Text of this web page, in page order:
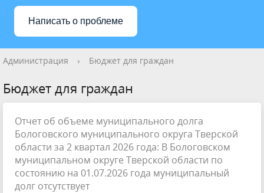
Написать о проблеме
Администрация › Бюджет для граждан
Бюджет для граждан
Отчет об объеме муниципального долга
Бологовского муниципального округа Тверской
области за 2 квартал 2026 года: В Бологовском
муниципальном округе Тверской области по
состоянию на 01.07.2026 года муниципальный
долг отсутствует